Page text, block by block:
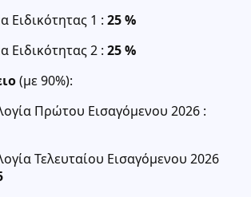
Ειδικότητας 1 : 25 %
Ειδικότητας 2 : 25 %
(με 90%):
Πρώτου Εισαγόμενου 2026 :
Τελευταίου Εισαγόμενου 2026